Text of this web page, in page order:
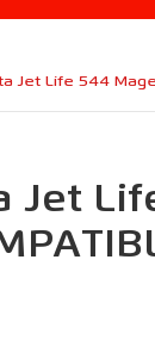
Jet Life 544
Jet